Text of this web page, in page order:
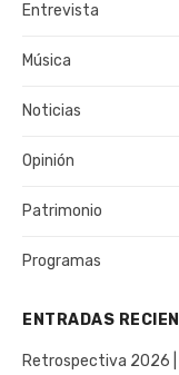
Entrevista
Música
Noticias
Opinión
Patrimonio
Programas
ENTRADAS
Retrospectiva 2026 |